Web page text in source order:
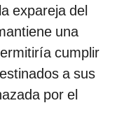
expareja del
una
cumplir
a sus
por el